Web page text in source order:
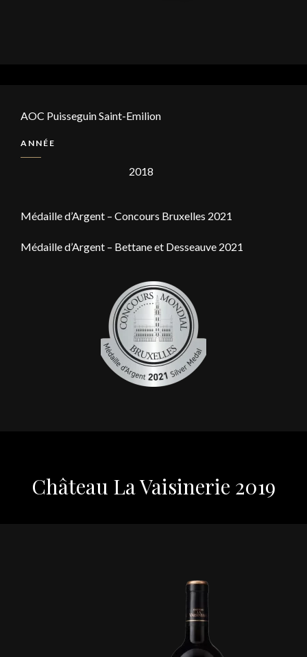
AOC Puisseguin Saint-Emilion
ANNÉE
2018
Médaille d’Argent – Concours Bruxelles 2021
Médaille d’Argent – Bettane et Desseauve 2021
Château La Vaisinerie 2019